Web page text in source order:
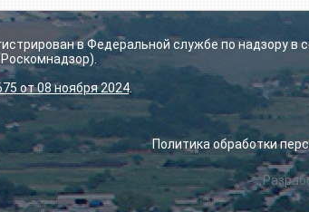
в Федеральной службе по надзору
от 08 ноября 2024.
Политика обработки